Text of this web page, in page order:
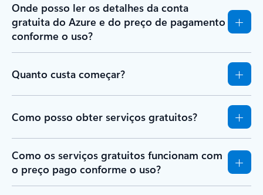
Onde posso ler os detalhes da conta
gratuita do Azure e do preço de pagamento
conforme o uso?
Quanto custa começar?
Como posso obter serviços gratuitos?
Como os serviços gratuitos funcionam com
o preço pago conforme o uso?